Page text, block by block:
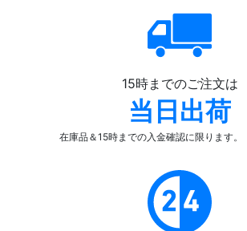
15時までのご注文は
当日出荷
在庫品＆15時までの入金確認に限ります。